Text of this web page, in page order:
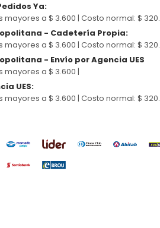
Ya:
mayores a $ 3.600 | Costo normal: $ 320.
- Cadetería Propia:
mayores a $ 3.600 | Costo normal: $ 320.
- Envío por Agencia UES
mayores a $ 3.600 |
UES:
mayores a $ 3.600 | Costo normal: $ 320.